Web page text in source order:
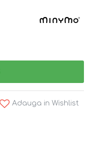
Adauga in Wishlist